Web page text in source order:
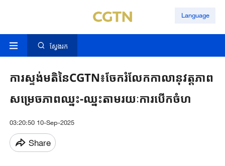
Language
ស្វែងរក
ការស្ទង់មតិនៃCGTN៖ចែករំលែកកាលានុវត្តភាព
សម្រេចភាពឈ្នះ-ឈ្នះតាមរយៈការបើកចំហ
03:20:50 10-Sep-2025
Share